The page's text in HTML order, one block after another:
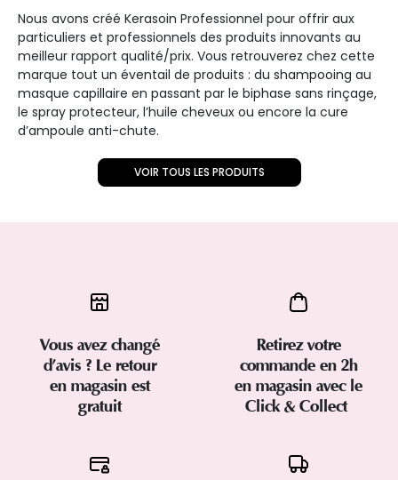
Nous avons créé Kerasoin Professionnel pour offrir aux
particuliers et professionnels des produits innovants au
meilleur rapport qualité/prix. Vous retrouverez chez cette
marque tout un éventail de produits : du shampooing au
masque capillaire en passant par le biphase sans rinçage,
le spray protecteur, l’huile cheveux ou encore la cure
d’ampoule anti-chute.
VOIR TOUS LES PRODUITS
Vous avez changé
d’avis ? Le retour
en magasin est
gratuit
Retirez votre
commande en 2h
en magasin avec le
Click & Collect